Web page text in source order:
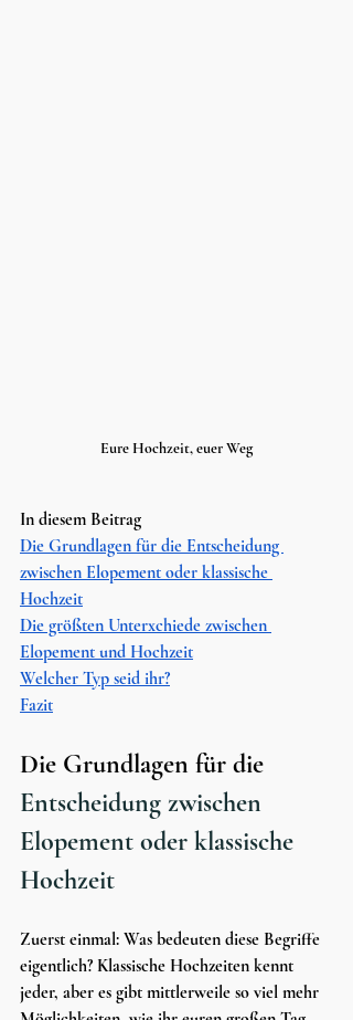
Eure Hochzeit, euer Weg
In diesem Beitrag
Die Grundlagen für die Entscheidung
zwischen Elopement oder klassische
Hochzeit
Die größten Unterxchiede zwischen
Elopement und Hochzeit
Welcher Typ seid ihr?
Fazit
Die Grundlagen für die
Entscheidung zwischen
Elopement oder klassische
Hochzeit
Zuerst einmal: Was bedeuten diese Begriffe
eigentlich? Klassische Hochzeiten kennt
jeder, aber es gibt mittlerweile so viel mehr